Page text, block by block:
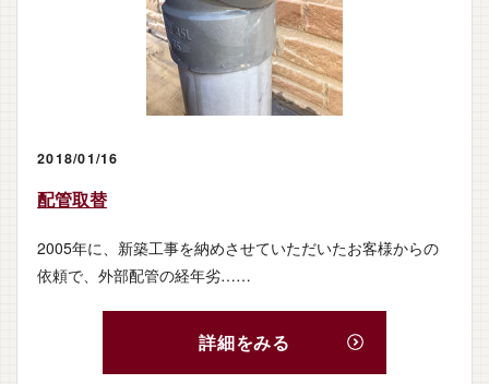
2018/01/16
配管取替
2005年に、新築工事を納めさせていただいたお客様からの
依頼で、外部配管の経年劣……
詳細をみる